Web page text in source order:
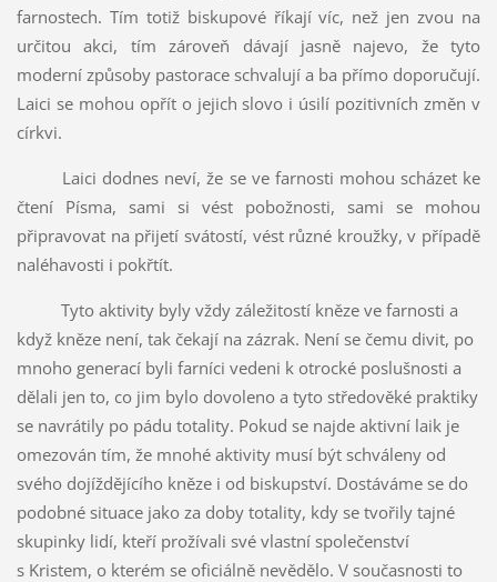
farnostech. Tím totiž biskupové říkají víc, než jen zvou na
určitou akci, tím zároveň dávají jasně najevo, že tyto
moderní způsoby pastorace schvalují a ba přímo doporučují.
Laici se mohou opřít o jejich slovo i úsilí pozitivních změn v
církvi.
Laici dodnes neví, že se ve farnosti mohou scházet ke
čtení Písma, sami si vést pobožnosti, sami se mohou
připravovat na přijetí svátostí, vést různé kroužky, v případě
naléhavosti i pokřtít.
Tyto aktivity byly vždy záležitostí kněze ve farnosti a
když kněze není, tak čekají na zázrak. Není se čemu divit, po
mnoho generací byli farníci vedeni k otrocké poslušnosti a
dělali jen to, co jim bylo dovoleno a tyto středověké praktiky
se navrátily po pádu totality. Pokud se najde aktivní laik je
omezován tím, že mnohé aktivity musí být schváleny od
svého dojíždějícího kněze i od biskupství. Dostáváme se do
podobné situace jako za doby totality, kdy se tvořily tajné
skupinky lidí, kteří prožívali své vlastní společenství
s Kristem, o kterém se oficiálně nevědělo. V současnosti to